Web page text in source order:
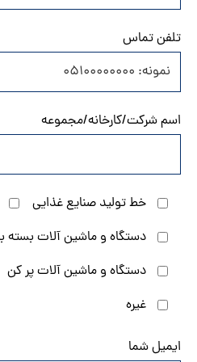
تلفن تماس
اسم شرکت/کارخانه/مجموعه
خط تولید صنایع غذایی
دستگاه و ماشین آلات بسته
دستگاه و ماشین آلات پر کن
غیره
ایمیل شما